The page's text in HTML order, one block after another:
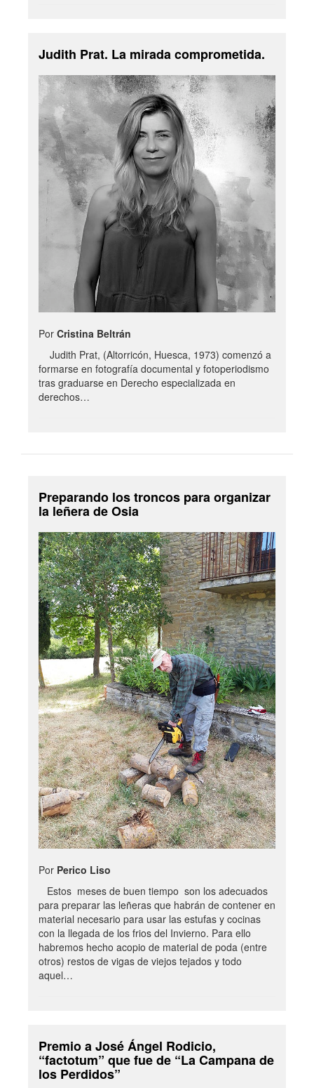
Judith Prat. La mirada comprometida.
Por Cristina Beltrán
Judith Prat, (Altorricón, Huesca, 1973) comenzó a
formarse en fotografía documental y fotoperiodismo
tras graduarse en Derecho especializada en
derechos…
Preparando los troncos para organizar
la leñera de Osia
Por Perico Liso
Estos meses de buen tiempo son los adecuados
para preparar las leñeras que habrán de contener en
material necesario para usar las estufas y cocinas
con la llegada de los frios del Invierno. Para ello
habremos hecho acopio de material de poda (entre
otros) restos de vigas de viejos tejados y todo
aquel…
Premio a José Ángel Rodicio,
“factotum” que fue de “La Campana de
los Perdidos”